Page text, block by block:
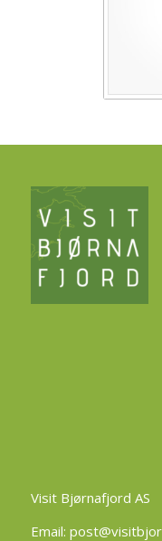
Visit Bjørnafjord AS
Email: